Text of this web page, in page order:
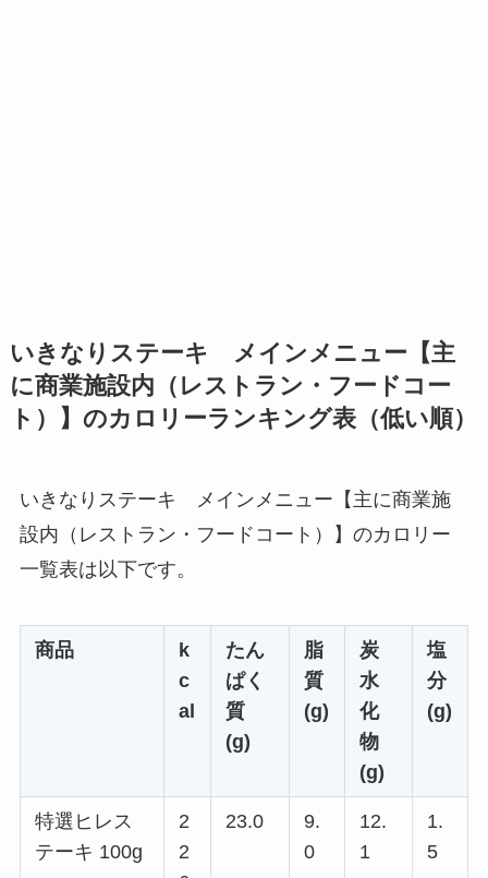
いきなりステーキ メインメニュー【主
に商業施設内（レストラン・フードコー
ト）】のカロリーランキング表（低い順）
いきなりステーキ メインメニュー【主に商業施
設内（レストラン・フードコート）】のカロリー
一覧表は以下です。
商品
k
c
al
たん
ぱく
質
(g)
脂
質
(g)
炭
水
化
物
(g)
塩
分
(g)
特選ヒレス
テーキ 100g
2
2
23.0
9.
0
12.
1
1.
5